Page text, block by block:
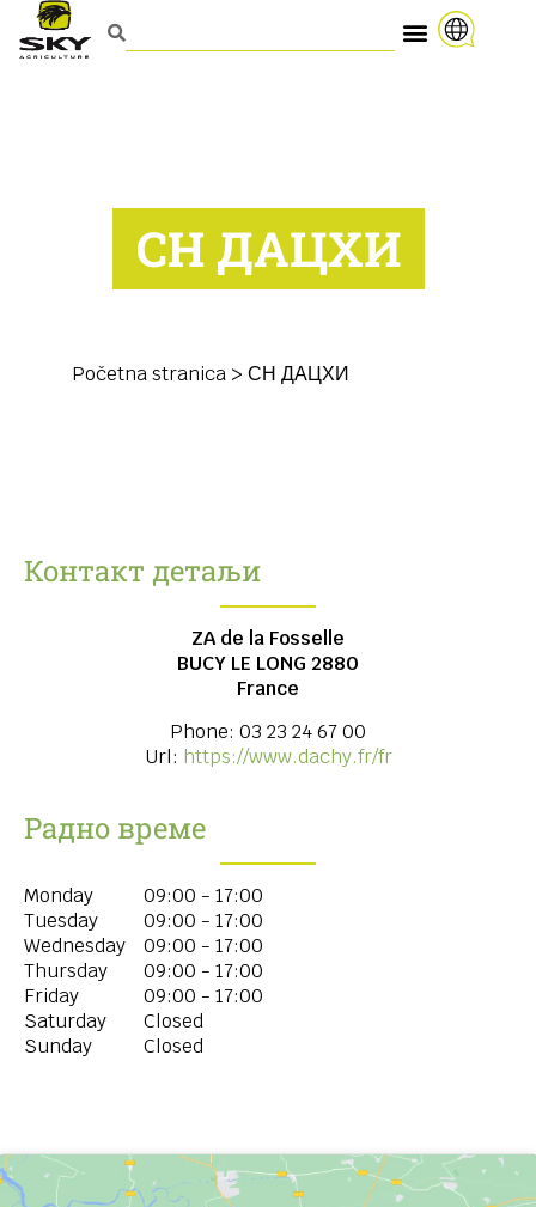
СН ДАЦХИ
Početna stranica > СН ДАЦХИ
Контакт детаљи
ZA de la Fosselle
BUCY LE LONG 2880
France
Phone: 03 23 24 67 00
Url: https://www.dachy.fr/fr
Радно време
Monday
09:00 - 17:00
Tuesday
09:00 - 17:00
Wednesday
09:00 - 17:00
Thursday
09:00 - 17:00
Friday
09:00 - 17:00
Saturday
Closed
Sunday
Closed